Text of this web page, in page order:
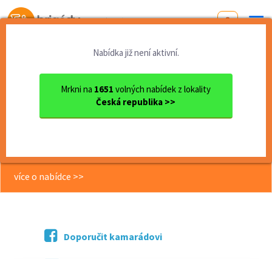
Od první brigády
Nabídka již není aktivní.
Mrkni na 1651 volných nabídek z lokality
Česká republika >>
Zlínský kraj okres Zlín
Nadšený/á lektor/ka angličt...
Nadšený/á lektor/ka angličtiny pro
více o nabídce >>
Doporučit kamarádovi